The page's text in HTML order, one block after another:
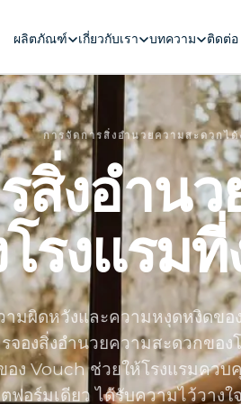
ผลิตภัณฑ์ เกี่ยวกับเรา บทความ ติดต่อ
การจัดการสิ่งอำนวยความสะดวกได้
สิ่งอำน
รงแรม
ามผิดหวังและความหงุดหงิดขอ
จองสิ่งอำนวยความสะดวกของ
ง Vouch ช่วยให้โรงแรมควบ
อร์มเดียว ได้รับความไว้วาง